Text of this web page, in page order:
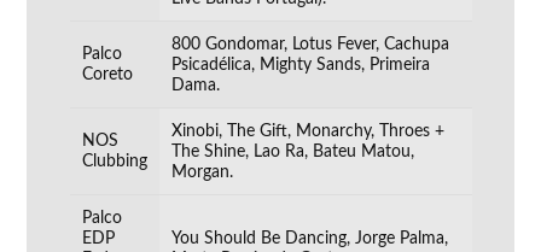
Palco
Coreto
800 Gondomar, Lotus Fever, Cachupa
Psicadélica, Mighty Sands, Primeira
Dama.
NOS
Clubbing
Xinobi, The Gift, Monarchy, Throes +
The Shine, Lao Ra, Bateu Matou,
Morgan.
Palco
EDP
You Should Be Dancing, Jorge Palma,